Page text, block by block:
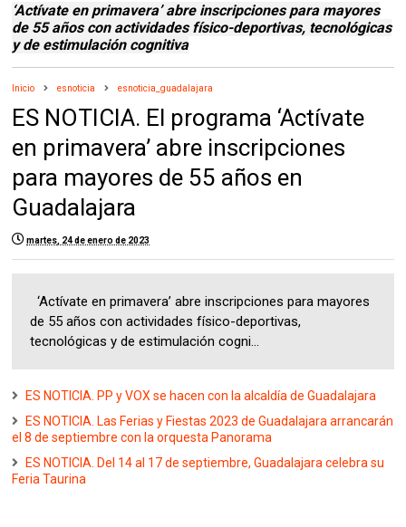
‘Actívate en primavera’ abre inscripciones para mayores
de 55 años con actividades físico-deportivas, tecnológicas
y de estimulación cognitiva
Inicio esnoticia esnoticia_guadalajara
ES NOTICIA. El programa ‘Actívate
en primavera’ abre inscripciones
para mayores de 55 años en
Guadalajara
martes, 24 de enero de 2023
‘Actívate en primavera’ abre inscripciones para mayores
de 55 años con actividades físico-deportivas,
tecnológicas y de estimulación cogni...
ES NOTICIA. PP y VOX se hacen con la alcaldía de Guadalajara
ES NOTICIA. Las Ferias y Fiestas 2023 de Guadalajara arrancarán
el 8 de septiembre con la orquesta Panorama
ES NOTICIA. Del 14 al 17 de septiembre, Guadalajara celebra su
Feria Taurina